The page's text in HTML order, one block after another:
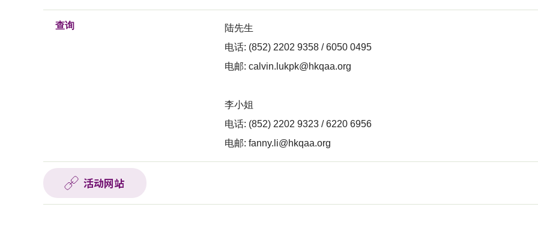
查询
陆先生
电话: (852) 2202 9358 / 6050 0495
电邮: calvin.lukpk@hkqaa.org
李小姐
电话: (852) 2202 9323 / 6220 6956
电邮: fanny.li@hkqaa.org
活动网站